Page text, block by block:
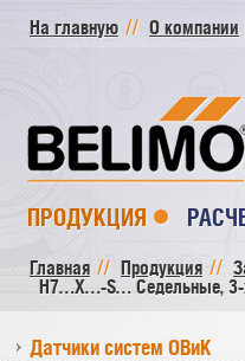
На главную О компании
ПРОДУКЦИЯ
Главная Продукция
H7…X…-S… Седельные, 3-
Датчики систем ОВиК